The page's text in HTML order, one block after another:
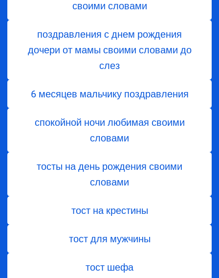
своими словами
поздравления с днем ​​рождения
дочери от мамы своими словами до
слез
6 месяцев мальчику поздравления
спокойной ночи любимая своими
словами
тосты на день рождения своими
словами
тост на крестины
тост для мужчины
тост шефа